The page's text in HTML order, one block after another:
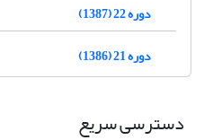
دوره 22 (1387)
دوره 21 (1386)
دسترسی سریع